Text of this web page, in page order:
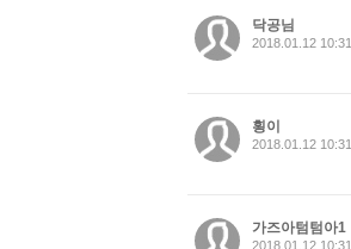
닥공님
2018.01.12 10:31
횡이
2018.01.12 10:31
가즈아텀텀아1
2018.01.12 10:31